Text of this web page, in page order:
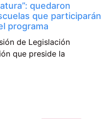
quedaron
que participarán
programa
de Legislación
que preside la